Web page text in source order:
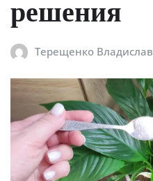
решения
Терещенко Владислав